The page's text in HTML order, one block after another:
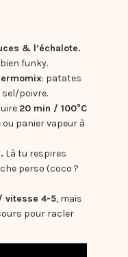
& l’échalote.
funky.
: patates
sel/poivre.
20 min / 100°C
ou panier vapeur à
Là tu respires
perso (coco ?
vitesse 4-5, mais
pour racler